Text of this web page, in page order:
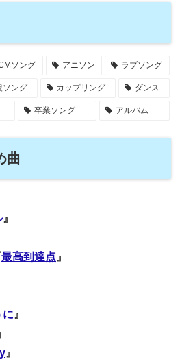
ソング アニソン ラブソング
ソング カップリング ダンス
卒業ソング アルバム
曲
』
最高到達点 』
に 』
』